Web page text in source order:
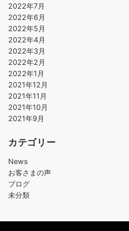
2022年7月
2022年6月
2022年5月
2022年4月
2022年3月
2022年2月
2022年1月
2021年12月
2021年11月
2021年10月
2021年9月
カテゴリー
News
お客さまの声
ブログ
未分類